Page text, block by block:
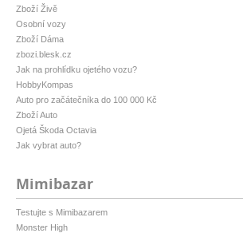
Zboží Živě
Osobní vozy
Zboží Dáma
zbozi.blesk.cz
Jak na prohlídku ojetého vozu?
HobbyKompas
Auto pro začátečníka do 100 000 Kč
Zboží Auto
Ojetá Škoda Octavia
Jak vybrat auto?
Mimibazar
Testujte s Mimibazarem
Monster High